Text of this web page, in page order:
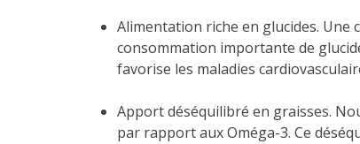
Alimentation riche en glucides. Une
consommation importante de
favorise les maladies
Apport déséquilibré en graisses.
par rapport aux Oméga-3. Ce